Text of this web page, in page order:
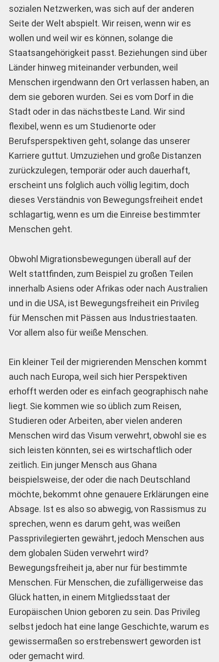
sozialen Netzwerken, was sich auf der anderen
Seite der Welt abspielt. Wir reisen, wenn wir es
wollen und weil wir es können, solange die
Staatsangehörigkeit passt. Beziehungen sind über
Länder hinweg miteinander verbunden, weil
Menschen irgendwann den Ort verlassen haben, an
dem sie geboren wurden. Sei es vom Dorf in die
Stadt oder in das nächstbeste Land. Wir sind
flexibel, wenn es um Studienorte oder
Berufsperspektiven geht, solange das unserer
Karriere guttut. Umzuziehen und große Distanzen
zurückzulegen, temporär oder auch dauerhaft,
erscheint uns folglich auch völlig legitim, doch
dieses Verständnis von Bewegungsfreiheit endet
schlagartig, wenn es um die Einreise bestimmter
Menschen geht.
Obwohl Migrationsbewegungen überall auf der
Welt stattfinden, zum Beispiel zu großen Teilen
innerhalb Asiens oder Afrikas oder nach Australien
und in die USA, ist Bewegungsfreiheit ein Privileg
für Menschen mit Pässen aus Industriestaaten.
Vor allem also für weiße Menschen.
Ein kleiner Teil der migrierenden Menschen kommt
auch nach Europa, weil sich hier Perspektiven
erhofft werden oder es einfach geographisch nahe
liegt. Sie kommen wie so üblich zum Reisen,
Studieren oder Arbeiten, aber vielen anderen
Menschen wird das Visum verwehrt, obwohl sie es
sich leisten könnten, sei es wirtschaftlich oder
zeitlich. Ein junger Mensch aus Ghana
beispielsweise, der oder die nach Deutschland
möchte, bekommt ohne genauere Erklärungen eine
Absage. Ist es also so abwegig, von Rassismus zu
sprechen, wenn es darum geht, was weißen
Passprivilegierten gewährt, jedoch Menschen aus
dem globalen Süden verwehrt wird?
Bewegungsfreiheit ja, aber nur für bestimmte
Menschen. Für Menschen, die zufälligerweise das
Glück hatten, in einem Mitgliedsstaat der
Europäischen Union geboren zu sein. Das Privileg
selbst jedoch hat eine lange Geschichte, warum es
gewissermaßen so erstrebenswert geworden ist
oder gemacht wird.